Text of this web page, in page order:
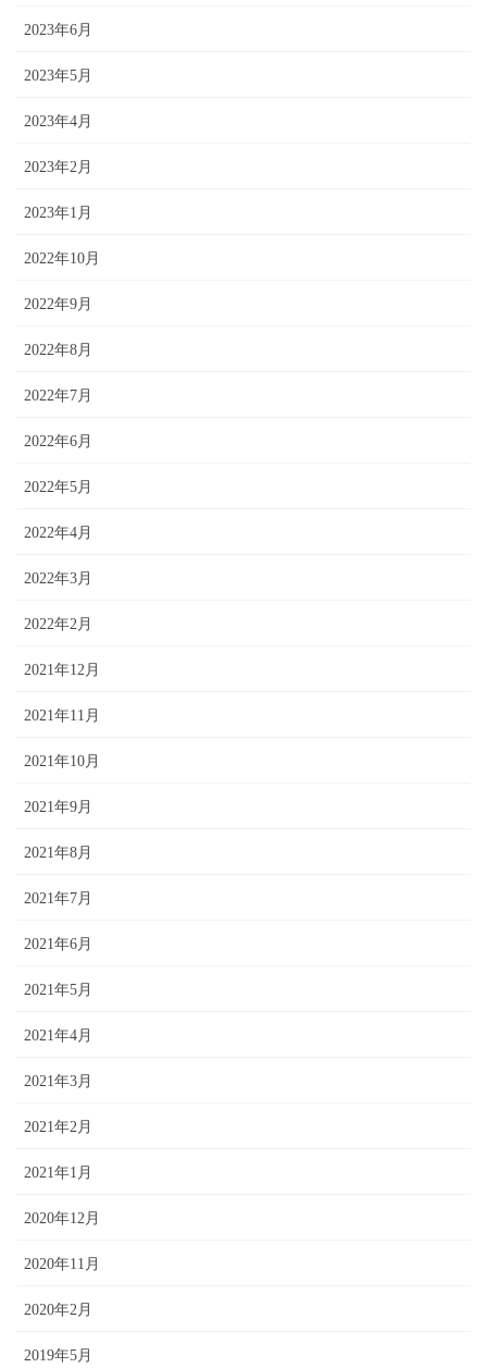
2023年6月
2023年5月
2023年4月
2023年2月
2023年1月
2022年10月
2022年9月
2022年8月
2022年7月
2022年6月
2022年5月
2022年4月
2022年3月
2022年2月
2021年12月
2021年11月
2021年10月
2021年9月
2021年8月
2021年7月
2021年6月
2021年5月
2021年4月
2021年3月
2021年2月
2021年1月
2020年12月
2020年11月
2020年2月
2019年5月